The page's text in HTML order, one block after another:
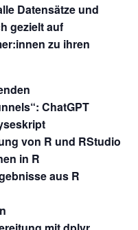
Datensätze und
gezielt auf
zu ihren
ChatGPT
von R und RStudio
in R
aus R